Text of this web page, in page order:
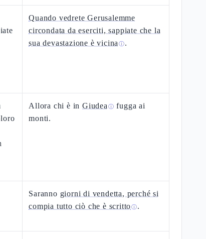
Quando vedrete Gerusalemme
circondata da eserciti, sappiate che la
sua devastazione è vicina ⓘ.
Allora chi è inGiudea ⓘ fugga ai
monti.
Saranno giorni di vendetta, perché si
compia tutto ciò che è scrittoⓘ.